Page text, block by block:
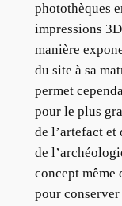
photothèques
impressions
manière
du site à sa
permet
pour le plus
de l’artefact
de
concept
pour